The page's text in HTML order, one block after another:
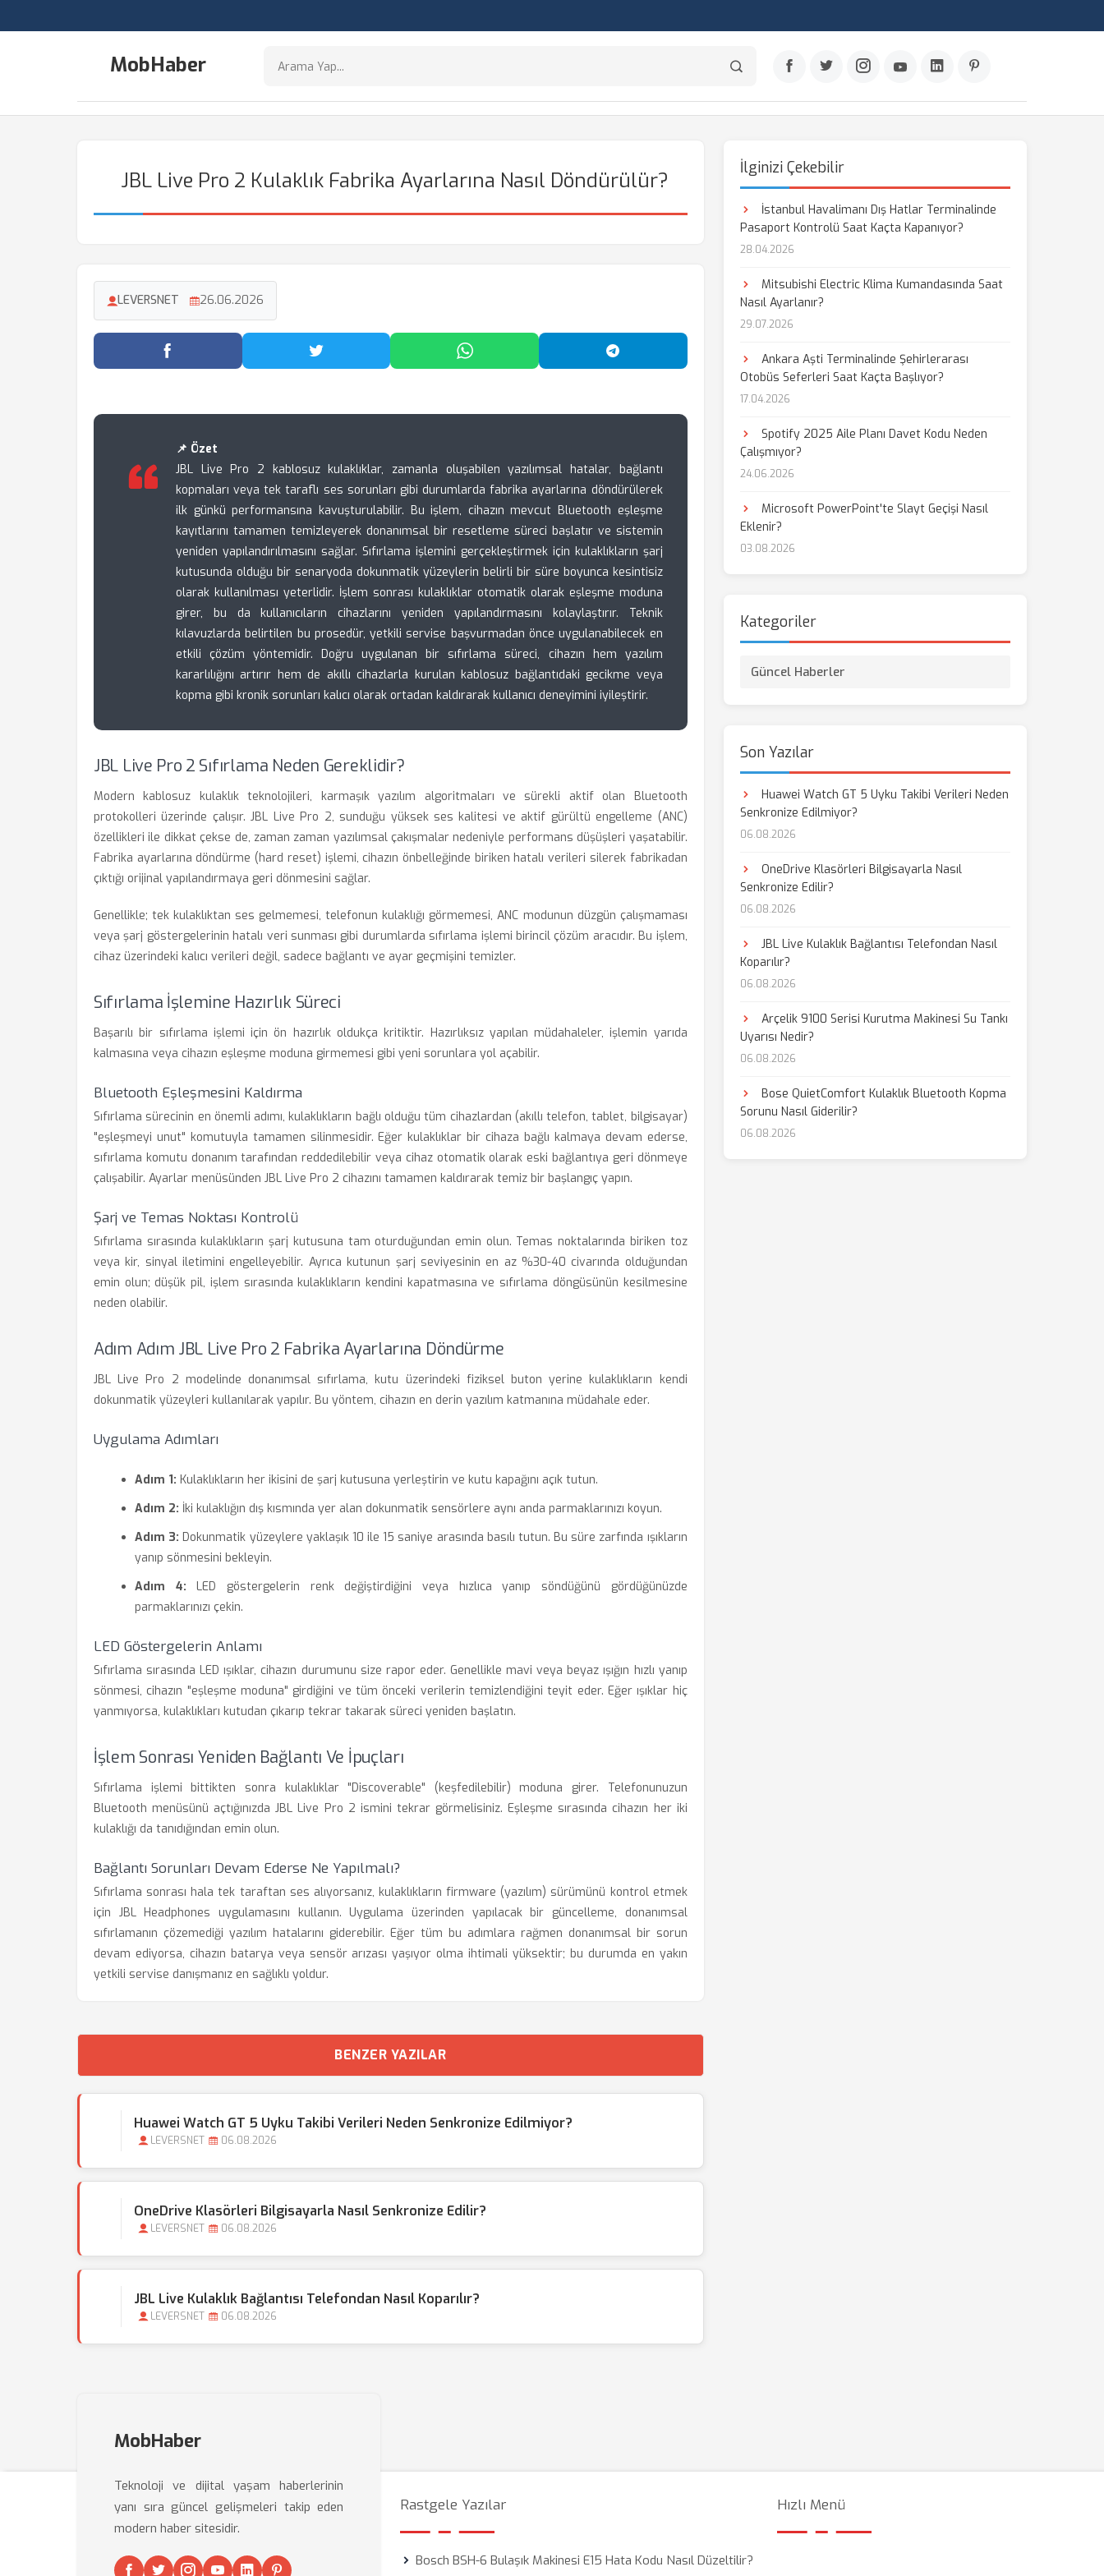
MobHaber
JBL Live Pro 2 Kulaklık Fabrika Ayarlarına Nasıl Döndürülür?
LEVERSNET 26.06.2026
Facebook'ta Paylaş Twitter'da Paylaş WhatsApp'ta Paylaş Telegram'da Paylaş
📌 Özet
JBL Live Pro 2 kablosuz kulaklıklar, zamanla oluşabilen yazılımsal hatalar, bağlantı
kopmaları veya tek taraflı ses sorunları gibi durumlarda fabrika ayarlarına döndürülerek
ilk günkü performansına kavuşturulabilir. Bu işlem, cihazın mevcut Bluetooth eşleşme
kayıtlarını tamamen temizleyerek donanımsal bir resetleme süreci başlatır ve sistemin
yeniden yapılandırılmasını sağlar. Sıfırlama işlemini gerçekleştirmek için kulaklıkların şarj
kutusunda olduğu bir senaryoda dokunmatik yüzeylerin belirli bir süre boyunca kesintisiz
olarak kullanılması yeterlidir. İşlem sonrası kulaklıklar otomatik olarak eşleşme moduna
girer, bu da kullanıcıların cihazlarını yeniden yapılandırmasını kolaylaştırır. Teknik
kılavuzlarda belirtilen bu prosedür, yetkili servise başvurmadan önce uygulanabilecek en
etkili çözüm yöntemidir. Doğru uygulanan bir sıfırlama süreci, cihazın hem yazılım
kararlılığını artırır hem de akıllı cihazlarla kurulan kablosuz bağlantıdaki gecikme veya
kopma gibi kronik sorunları kalıcı olarak ortadan kaldırarak kullanıcı deneyimini iyileştirir.
JBL Live Pro 2 Sıfırlama Neden Gereklidir?
Modern kablosuz kulaklık teknolojileri, karmaşık yazılım algoritmaları ve sürekli aktif olan Bluetooth
protokolleri üzerinde çalışır. JBL Live Pro 2, sunduğu yüksek ses kalitesi ve aktif gürültü engelleme (ANC)
özellikleri ile dikkat çekse de, zaman zaman yazılımsal çakışmalar nedeniyle performans düşüşleri yaşatabilir.
Fabrika ayarlarına döndürme (hard reset) işlemi, cihazın önbelleğinde biriken hatalı verileri silerek fabrikadan
çıktığı orijinal yapılandırmaya geri dönmesini sağlar.
Genellikle; tek kulaklıktan ses gelmemesi, telefonun kulaklığı görmemesi, ANC modunun düzgün çalışmaması
veya şarj göstergelerinin hatalı veri sunması gibi durumlarda sıfırlama işlemi birincil çözüm aracıdır. Bu işlem,
cihaz üzerindeki kalıcı verileri değil, sadece bağlantı ve ayar geçmişini temizler.
Sıfırlama İşlemine Hazırlık Süreci
Başarılı bir sıfırlama işlemi için ön hazırlık oldukça kritiktir. Hazırlıksız yapılan müdahaleler, işlemin yarıda
kalmasına veya cihazın eşleşme moduna girmemesi gibi yeni sorunlara yol açabilir.
Bluetooth Eşleşmesini Kaldırma
Sıfırlama sürecinin en önemli adımı, kulaklıkların bağlı olduğu tüm cihazlardan (akıllı telefon, tablet, bilgisayar)
"eşleşmeyi unut" komutuyla tamamen silinmesidir. Eğer kulaklıklar bir cihaza bağlı kalmaya devam ederse,
sıfırlama komutu donanım tarafından reddedilebilir veya cihaz otomatik olarak eski bağlantıya geri dönmeye
çalışabilir. Ayarlar menüsünden JBL Live Pro 2 cihazını tamamen kaldırarak temiz bir başlangıç yapın.
Şarj ve Temas Noktası Kontrolü
Sıfırlama sırasında kulaklıkların şarj kutusuna tam oturduğundan emin olun. Temas noktalarında biriken toz
veya kir, sinyal iletimini engelleyebilir. Ayrıca kutunun şarj seviyesinin en az %30-40 civarında olduğundan
emin olun; düşük pil, işlem sırasında kulaklıkların kendini kapatmasına ve sıfırlama döngüsünün kesilmesine
neden olabilir.
Adım Adım JBL Live Pro 2 Fabrika Ayarlarına Döndürme
JBL Live Pro 2 modelinde donanımsal sıfırlama, kutu üzerindeki fiziksel buton yerine kulaklıkların kendi
dokunmatik yüzeyleri kullanılarak yapılır. Bu yöntem, cihazın en derin yazılım katmanına müdahale eder.
Uygulama Adımları
Adım 1: Kulaklıkların her ikisini de şarj kutusuna yerleştirin ve kutu kapağını açık tutun.
Adım 2: İki kulaklığın dış kısmında yer alan dokunmatik sensörlere aynı anda parmaklarınızı koyun.
Adım 3: Dokunmatik yüzeylere yaklaşık 10 ile 15 saniye arasında basılı tutun. Bu süre zarfında ışıkların
yanıp sönmesini bekleyin.
Adım 4: LED göstergelerin renk değiştirdiğini veya hızlıca yanıp söndüğünü gördüğünüzde
parmaklarınızı çekin.
LED Göstergelerin Anlamı
Sıfırlama sırasında LED ışıklar, cihazın durumunu size rapor eder. Genellikle mavi veya beyaz ışığın hızlı yanıp
sönmesi, cihazın "eşleşme moduna" girdiğini ve tüm önceki verilerin temizlendiğini teyit eder. Eğer ışıklar hiç
yanmıyorsa, kulaklıkları kutudan çıkarıp tekrar takarak süreci yeniden başlatın.
İşlem Sonrası Yeniden Bağlantı Ve İpuçları
Sıfırlama işlemi bittikten sonra kulaklıklar "Discoverable" (keşfedilebilir) moduna girer. Telefonunuzun
Bluetooth menüsünü açtığınızda JBL Live Pro 2 ismini tekrar görmelisiniz. Eşleşme sırasında cihazın her iki
kulaklığı da tanıdığından emin olun.
Bağlantı Sorunları Devam Ederse Ne Yapılmalı?
Sıfırlama sonrası hala tek taraftan ses alıyorsanız, kulaklıkların firmware (yazılım) sürümünü kontrol etmek
için JBL Headphones uygulamasını kullanın. Uygulama üzerinden yapılacak bir güncelleme, donanımsal
sıfırlamanın çözemediği yazılım hatalarını giderebilir. Eğer tüm bu adımlara rağmen donanımsal bir sorun
devam ediyorsa, cihazın batarya veya sensör arızası yaşıyor olma ihtimali yüksektir; bu durumda en yakın
yetkili servise danışmanız en sağlıklı yoldur.
BENZER YAZILAR
Huawei Watch GT 5 Uyku Takibi Verileri Neden Senkronize Edilmiyor?
LEVERSNET 06.08.2026
OneDrive Klasörleri Bilgisayarla Nasıl Senkronize Edilir?
LEVERSNET 06.08.2026
JBL Live Kulaklık Bağlantısı Telefondan Nasıl Koparılır?
LEVERSNET 06.08.2026
İlginizi Çekebilir
İstanbul Havalimanı Dış Hatlar Terminalinde
Pasaport Kontrolü Saat Kaçta Kapanıyor?
28.04.2026
Mitsubishi Electric Klima Kumandasında Saat
Nasıl Ayarlanır?
29.07.2026
Ankara Aşti Terminalinde Şehirlerarası
Otobüs Seferleri Saat Kaçta Başlıyor?
17.04.2026
Spotify 2025 Aile Planı Davet Kodu Neden
Çalışmıyor?
24.06.2026
Microsoft PowerPoint'te Slayt Geçişi Nasıl
Eklenir?
03.08.2026
Kategoriler
Güncel Haberler
Son Yazılar
Huawei Watch GT 5 Uyku Takibi Verileri Neden
Senkronize Edilmiyor?
06.08.2026
OneDrive Klasörleri Bilgisayarla Nasıl
Senkronize Edilir?
06.08.2026
JBL Live Kulaklık Bağlantısı Telefondan Nasıl
Koparılır?
06.08.2026
Arçelik 9100 Serisi Kurutma Makinesi Su Tankı
Uyarısı Nedir?
06.08.2026
Bose QuietComfort Kulaklık Bluetooth Kopma
Sorunu Nasıl Giderilir?
06.08.2026
MobHaber
Teknoloji ve dijital yaşam haberlerinin
yanı sıra güncel gelişmeleri takip eden
modern haber sitesidir.
Rastgele Yazılar
Bosch BSH-6 Bulaşık Makinesi E15 Hata Kodu Nasıl Düzeltilir?
Hızlı Menü